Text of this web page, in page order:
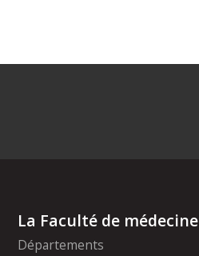
La Faculté de médecine
Départements